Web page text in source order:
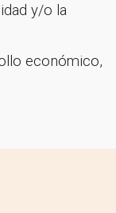
y/o la
económico,